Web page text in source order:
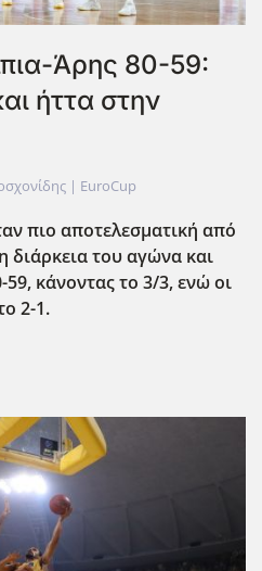
Άρης 80-59:
ήττα στην
| EuroCup
πιο αποτελεσματική από
διάρκεια του αγώνα και
59, κάνοντας το 3/3, ενώ οι
2-1.